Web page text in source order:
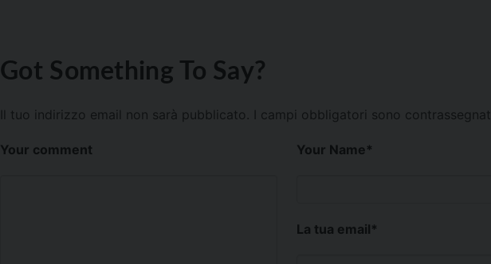
Got Something To Say?
Il tuo indirizzo email non sarà pubblicato. I campi obbligatori sono contrassegnati
Your comment Your Name*
La tua email*